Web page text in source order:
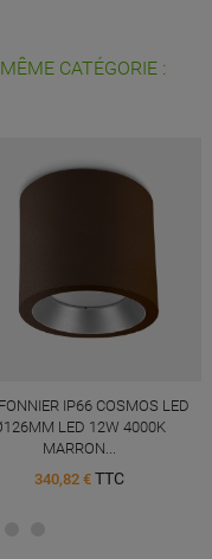
CATÉGORIE :
IP66 COSMOS LED
LED 12W 4000K
MARRON...
340,82 € TTC